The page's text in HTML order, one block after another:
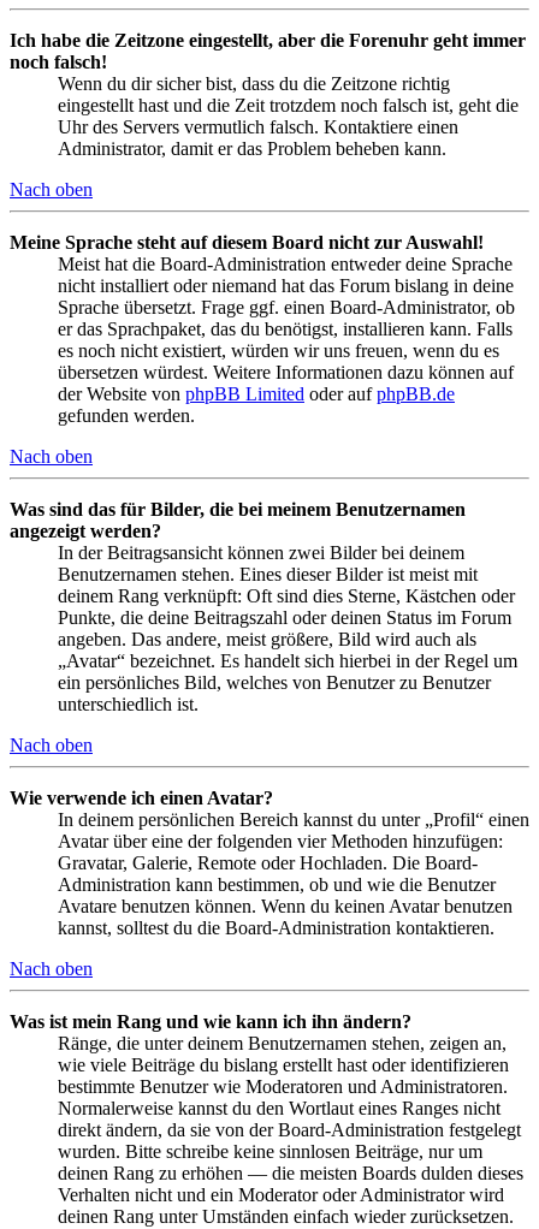
Ich habe die Zeitzone eingestellt, aber die Forenuhr geht immer
noch falsch!
Wenn du dir sicher bist, dass du die Zeitzone richtig
eingestellt hast und die Zeit trotzdem noch falsch ist, geht die
Uhr des Servers vermutlich falsch. Kontaktiere einen
Administrator, damit er das Problem beheben kann.
Nach oben
Meine Sprache steht auf diesem Board nicht zur Auswahl!
Meist hat die Board-Administration entweder deine Sprache
nicht installiert oder niemand hat das Forum bislang in deine
Sprache übersetzt. Frage ggf. einen Board-Administrator, ob
er das Sprachpaket, das du benötigst, installieren kann. Falls
es noch nicht existiert, würden wir uns freuen, wenn du es
übersetzen würdest. Weitere Informationen dazu können auf
der Website von phpBB Limited oder aufphpBB.de
gefunden werden.
Nach oben
Was sind das für Bilder, die bei meinem Benutzernamen
angezeigt werden?
In der Beitragsansicht können zwei Bilder bei deinem
Benutzernamen stehen. Eines dieser Bilder ist meist mit
deinem Rang verknüpft: Oft sind dies Sterne, Kästchen oder
Punkte, die deine Beitragszahl oder deinen Status im Forum
angeben. Das andere, meist größere, Bild wird auch als
„Avatar“ bezeichnet. Es handelt sich hierbei in der Regel um
ein persönliches Bild, welches von Benutzer zu Benutzer
unterschiedlich ist.
Nach oben
Wie verwende ich einen Avatar?
In deinem persönlichen Bereich kannst du unter „Profil“ einen
Avatar über eine der folgenden vier Methoden hinzufügen:
Gravatar, Galerie, Remote oder Hochladen. Die Board-
Administration kann bestimmen, ob und wie die Benutzer
Avatare benutzen können. Wenn du keinen Avatar benutzen
kannst, solltest du die Board-Administration kontaktieren.
Nach oben
Was ist mein Rang und wie kann ich ihn ändern?
Ränge, die unter deinem Benutzernamen stehen, zeigen an,
wie viele Beiträge du bislang erstellt hast oder identifizieren
bestimmte Benutzer wie Moderatoren und Administratoren.
Normalerweise kannst du den Wortlaut eines Ranges nicht
direkt ändern, da sie von der Board-Administration festgelegt
wurden. Bitte schreibe keine sinnlosen Beiträge, nur um
deinen Rang zu erhöhen — die meisten Boards dulden dieses
Verhalten nicht und ein Moderator oder Administrator wird
deinen Rang unter Umständen einfach wieder zurücksetzen.